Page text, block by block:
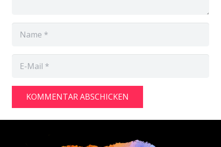
KOMMENTAR ABSCHICKEN